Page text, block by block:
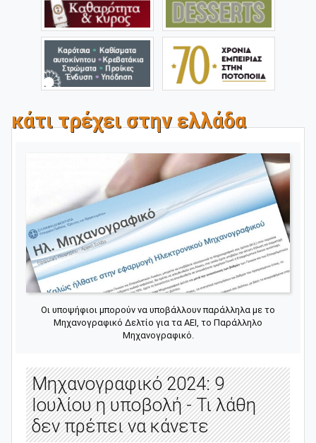
κάτι τρέχει στην ελλάδα
Οι υποψήφιοι μπορούν να υποβάλλουν παράλληλα με το
Μηχανογραφικό Δελτίο για τα ΑΕΙ, το Παράλληλο
Μηχανογραφικό.
Μηχανογραφικό 2024: 9
Ιουλίου η υποβολή - Τι λάθη
δεν πρέπει να κάνετε